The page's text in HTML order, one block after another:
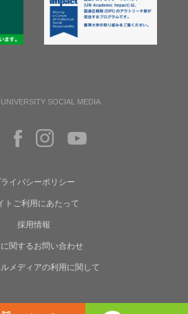
SOCIAL MEDIA
イバシーポリシー
トご利用にあたって
採用情報
関するお問い合わせ
メディアの利用に関して
University. All rights reserved.